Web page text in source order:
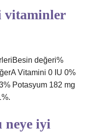
vitaminler
değeri%
Vitamini 0 IU 0%
Potasyum 182 mg
neye iyi